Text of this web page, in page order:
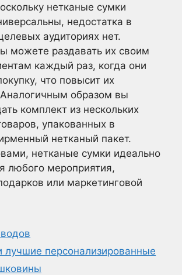
нетканые сумки
недостатка в
аудиториях нет.
можете раздавать их своим
каждый раз, когда они
что повысит их
образом вы
комплект из нескольких
упакованных в
нетканый пакет.
нетканые сумки идеально
любого мероприятия,
или маркетинговой
лучшие персонализированные